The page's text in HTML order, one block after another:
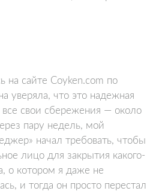
на сайте Coyken.com по
уверяла, что это надежная
свои сбережения — около
пару недель, мой
начал требовать, чтобы
лицо для закрытия какого-
о котором я даже не
и тогда он просто перестал